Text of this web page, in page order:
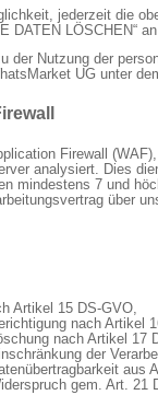
jederzeit die
DATEN LÖSCHEN“
der Nutzung der
UG unter
Firewall
analysiert. Dies
mindestens 7 und
über
Artikel 15 DS-GVO,
nach Artikel
nach Artikel 17
der
aus
gem. Art. 21